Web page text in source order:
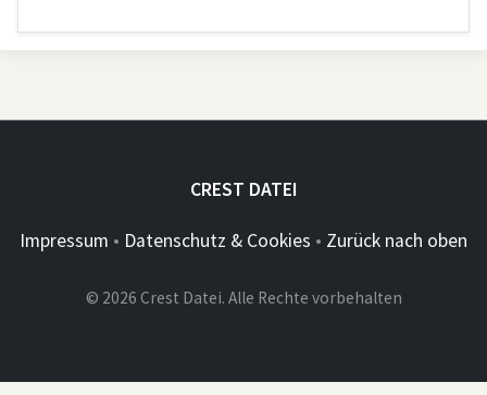
CREST DATEI
Impressum • Datenschutz & Cookies • Zurück nach oben
© 2026 Crest Datei. Alle Rechte vorbehalten